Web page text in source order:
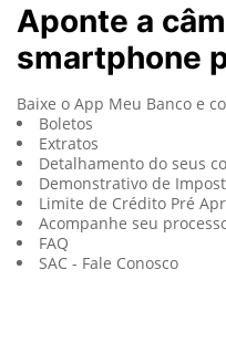
Aponte a
smartphone
Baixe o App Meu Banco e
Boletos
Extratos
Detalhamento do seus
Demonstrativo de
Limite de Crédito Pré
Acompanhe seu
FAQ
SAC - Fale Conosco